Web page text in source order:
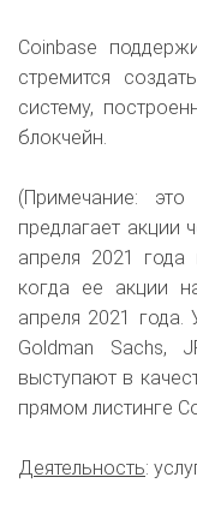
Coinbase
стремится
систему,
блокчейн.
(Примечание:
предлагает акции
апреля 2021
когда ее акции
апреля 2021 года.
Goldman Sachs,
выступают в
прямом листинге
Деятельность: